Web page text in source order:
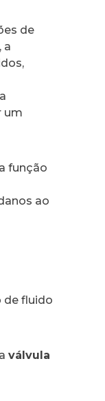
de
a
um
função
ao
de fluido
válvula